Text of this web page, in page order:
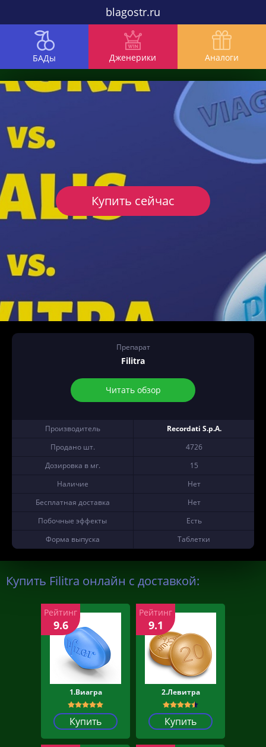
blagostr.ru
БАДы Дженерики Аналоги
Препарат
Filitra
Читать обзор
Производитель
Recordati S.p.A.
Продано шт.
4726
Дозировка в мг.
15
Наличие
Нет
Бесплатная доставка
Нет
Побочные эффекты
Есть
Форма выпуска
Таблетки
Купить сейчас
Купить Filitra онлайн с доставкой:
1.Виагра
Купить
Рейтинг
9.6
2.Левитра
Купить
Рейтинг
9.1